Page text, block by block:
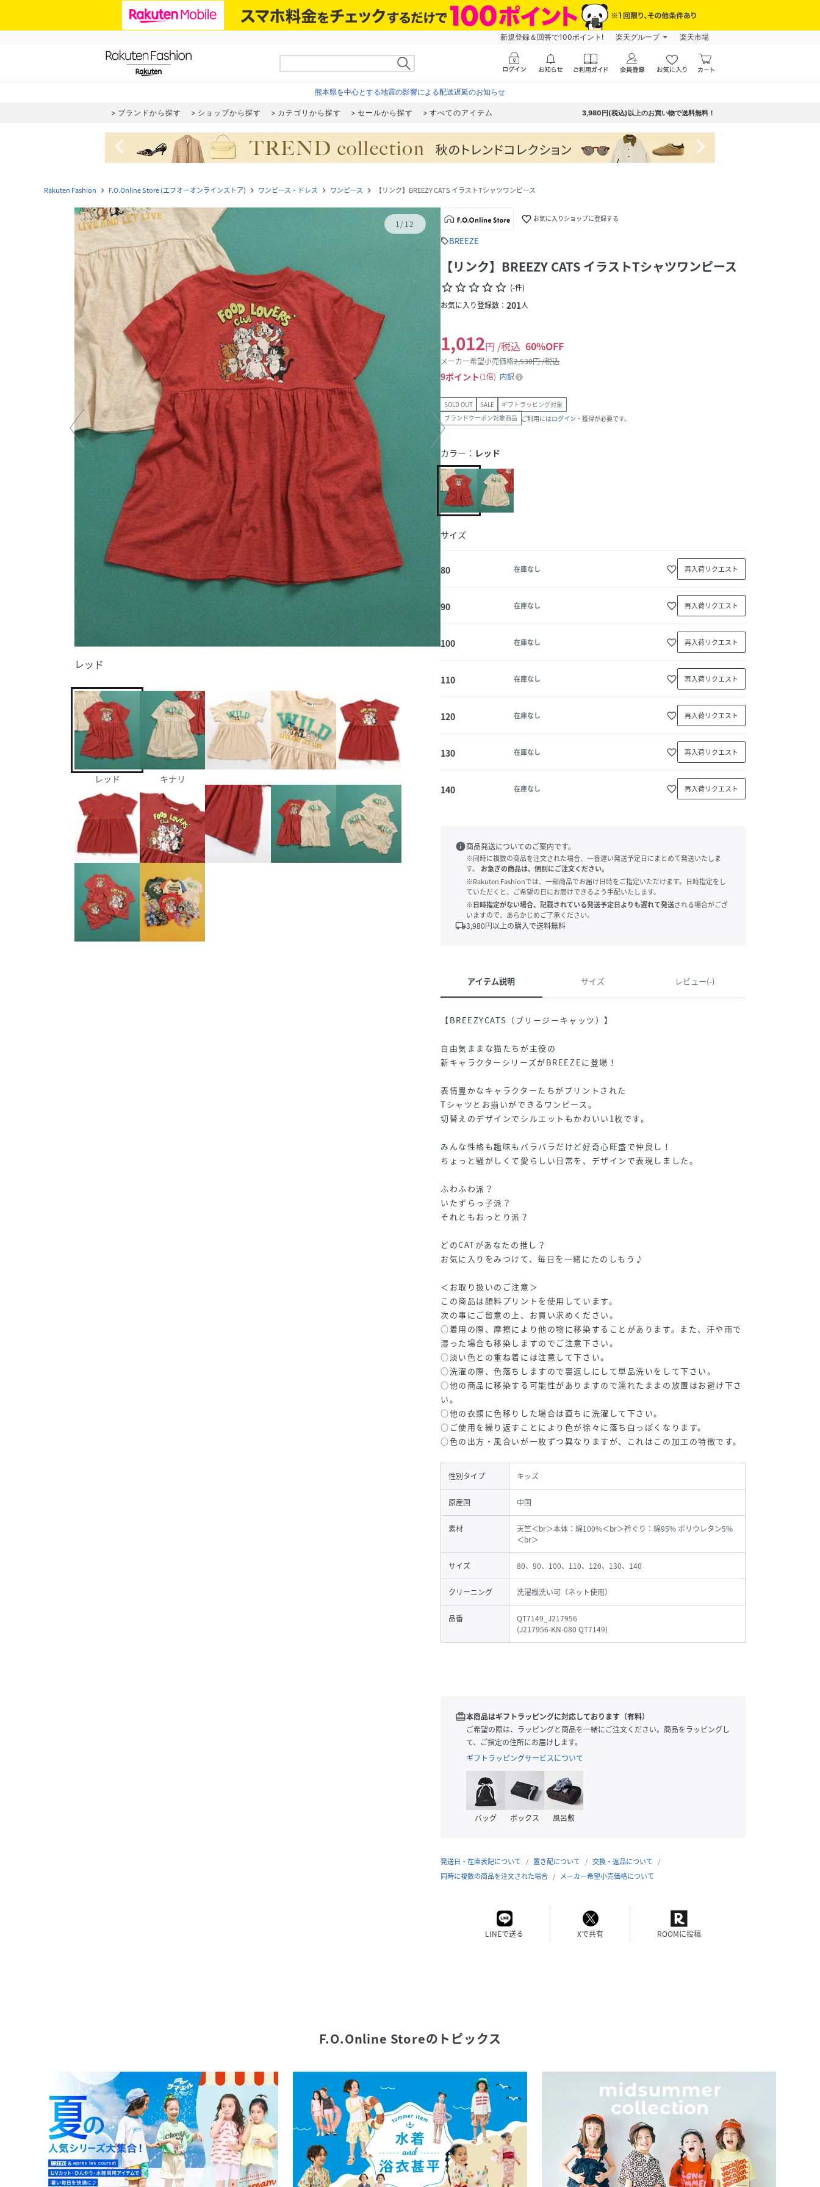
新規登録＆回答で100ポイント! 楽天グループ 楽天市場
熊本県を中心とする地震の影響による配送遅延のお知らせ
ブランドから探す ショップから探す カテゴリから探す セールから探す すべてのアイテム 3,980円(税込)以上のお買い物で送料無料！
navigate_before navigate_next
Rakuten Fashion navigate_next F.O.Online Store (エフオーオンラインストア) navigate_next ワンピース・ドレス navigate_next ワンピース navigate_next 【リンク】BREEZY CATS イラストTシャツワンピース
1/12
レッド
レッド キナリ
favorite_border お気に入りショップに登録する
sellBREEZE
【リンク】BREEZY CATS イラストTシャツワンピース
star_borderstar_borderstar_borderstar_borderstar_border (-件)
お気に入り登録数： 201人
1,012円 /税込 60%OFF
メーカー希望小売価格2,530円 /税込
9ポイント 1倍 内訳
SOLD OUT SALE
ギフトラッピング対象
ブランドクーポン対象商品 ご利用にはログイン ・獲得が必要です。
カラー： レッド
サイズ
80 在庫なし favorite_border 再入荷リクエスト
90 在庫なし favorite_border 再入荷リクエスト
100 在庫なし favorite_border 再入荷リクエスト
110 在庫なし favorite_border 再入荷リクエスト
120 在庫なし favorite_border 再入荷リクエスト
130 在庫なし favorite_border 再入荷リクエスト
140 在庫なし favorite_border 再入荷リクエスト
info商品発送についてのご案内です。
※同時に複数の商品を注文された場合、一番遅い発送予定日にまとめて発送いたしま
す。
お急ぎの商品は、個別にご注文ください。
※Rakuten Fashionでは、一部商品でお届け日時をご指定いただけます。日時指定をし
ていただくと、ご希望の日にお届けできるよう手配いたします。
※日時指定がない場合、記載されている発送予定日よりも遅れて発送される場合がござ
いますので、あらかじめご了承ください。
local_shipping3,980円以上の購入で送料無料
アイテム説明 サイズ レビュー(-)
【BREEZYCATS（ブリージーキャッツ）】
自由気ままな猫たちが主役の
新キャラクターシリーズがBREEZEに登場！
表情豊かなキャラクターたちがプリントされた
Tシャツとお揃いができるワンピース。
切替えのデザインでシルエットもかわいい1枚です。
みんな性格も趣味もバラバラだけど好奇心旺盛で仲良し！
ちょっと騒がしくて愛らしい日常を、デザインで表現しました。
ふわふわ派？
いたずらっ子派？
それともおっとり派？
どのCATがあなたの推し？
お気に入りをみつけて、毎日を一緒にたのしもう♪
＜お取り扱いのご注意＞
この商品は顔料プリントを使用しています。
次の事にご留意の上、お買い求めください。
○着用の際、摩擦により他の物に移染することがあります。また、汗や雨で
湿った場合も移染しますのでご注意下さい。
○淡い色との重ね着には注意して下さい。
○洗濯の際、色落ちしますので裏返しにして単品洗いをして下さい。
○他の商品に移染する可能性がありますので濡れたままの放置はお避け下さ
い。
○他の衣類に色移りした場合は直ちに洗濯して下さい。
○ご使用を繰り返すことにより色が徐々に落ち白っぽくなります。
○色の出方・風合いが一枚ずつ異なりますが、これはこの加工の特徴です。
性別タイプ キッズ
原産国 中国
素材
天竺＜br＞本体：綿100%＜br＞衿ぐり：綿95% ポリウレタン5%
＜br＞
サイズ 80、90、100、110、120、130、140
クリーニング 洗濯機洗い可（ネット使用）
品番
QT7149_J217956
(J217956-KN-080 QT7149)
redeem本商品はギフトラッピングに対応しております（有料）
ご希望の際は、ラッピングと商品を一緒にご注文ください。商品をラッピングし
て、ご指定の住所にお届けします。
ギフトラッピングサービスについて
バッグ ボックス 風呂敷
発送日・在庫表記について 置き配について
交換・返品について
同時に複数の商品を注文された場合
メーカー希望小売価格について
LINEで送る Xで共有 ROOMに投稿
F.O.Online Storeのトピックス